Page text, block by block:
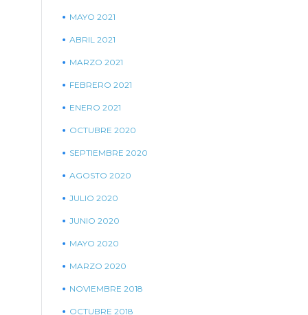
MAYO 2021
ABRIL 2021
MARZO 2021
FEBRERO 2021
ENERO 2021
OCTUBRE 2020
SEPTIEMBRE 2020
AGOSTO 2020
JULIO 2020
JUNIO 2020
MAYO 2020
MARZO 2020
NOVIEMBRE 2018
OCTUBRE 2018